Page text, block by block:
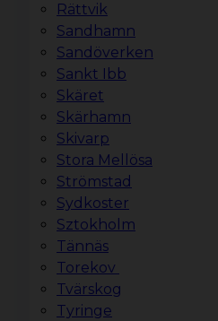
Rättvik
Sandhamn
Sandöverken
Sankt Ibb
Skäret
Skärhamn
Skivarp
Stora Mellösa
Strömstad
Sydkoster
Sztokholm
Tännäs
Torekov
Tvärskog
Tyringe